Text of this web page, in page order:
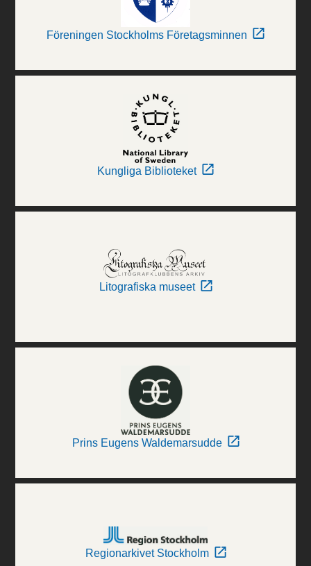
Föreningen Stockholms Företagsminnen
Kungliga Biblioteket
Litografiska museet
Prins Eugens Waldemarsudde
Regionarkivet Stockholm